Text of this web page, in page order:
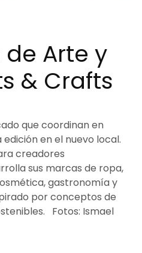
Arte y
& Crafts
que coordinan en
en el nuevo local.
creadores
sus marcas de ropa,
gastronomía y
por conceptos de
Fotos: Ismael